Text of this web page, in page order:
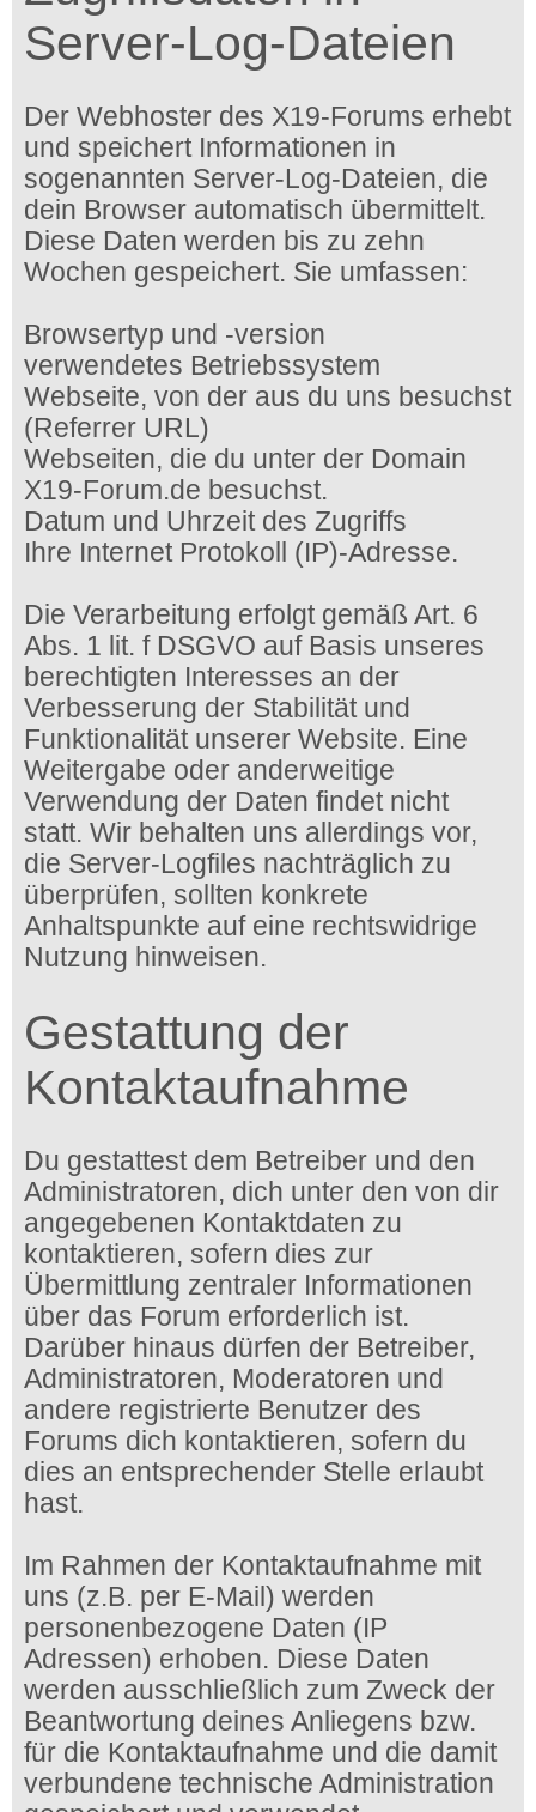
Server-Log-Dateien
Der Webhoster des X19-Forums erhebt
und speichert Informationen in
sogenannten Server-Log-Dateien, die
dein Browser automatisch übermittelt.
Diese Daten werden bis zu zehn
Wochen gespeichert. Sie umfassen:
Browsertyp und -version
verwendetes Betriebssystem
Webseite, von der aus du uns besuchst
(Referrer URL)
Webseiten, die du unter der Domain
X19-Forum.de besuchst.
Datum und Uhrzeit des Zugriffs
Ihre Internet Protokoll (IP)-Adresse.
Die Verarbeitung erfolgt gemäß Art. 6
Abs. 1 lit. f DSGVO auf Basis unseres
berechtigten Interesses an der
Verbesserung der Stabilität und
Funktionalität unserer Website. Eine
Weitergabe oder anderweitige
Verwendung der Daten findet nicht
statt. Wir behalten uns allerdings vor,
die Server-Logfiles nachträglich zu
überprüfen, sollten konkrete
Anhaltspunkte auf eine rechtswidrige
Nutzung hinweisen.
Gestattung der
Kontaktaufnahme
Du gestattest dem Betreiber und den
Administratoren, dich unter den von dir
angegebenen Kontaktdaten zu
kontaktieren, sofern dies zur
Übermittlung zentraler Informationen
über das Forum erforderlich ist.
Darüber hinaus dürfen der Betreiber,
Administratoren, Moderatoren und
andere registrierte Benutzer des
Forums dich kontaktieren, sofern du
dies an entsprechender Stelle erlaubt
hast.
Im Rahmen der Kontaktaufnahme mit
uns (z.B. per E-Mail) werden
personenbezogene Daten (IP
Adressen) erhoben. Diese Daten
werden ausschließlich zum Zweck der
Beantwortung deines Anliegens bzw.
für die Kontaktaufnahme und die damit
verbundene technische Administration